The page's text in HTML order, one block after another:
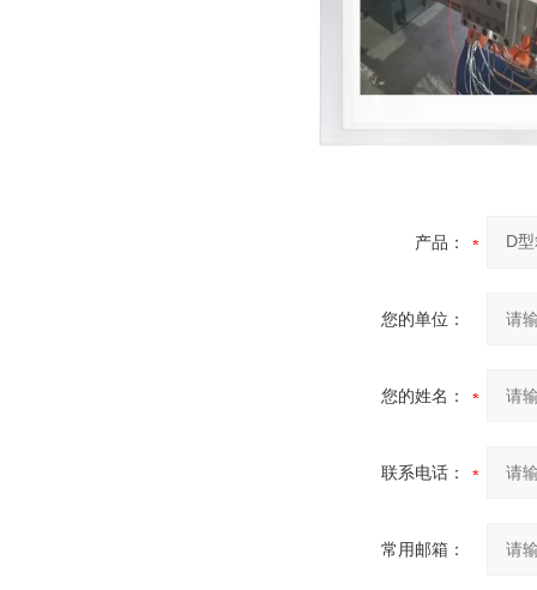
产品：
您的单位：
您的姓名：
联系电话：
常用邮箱：